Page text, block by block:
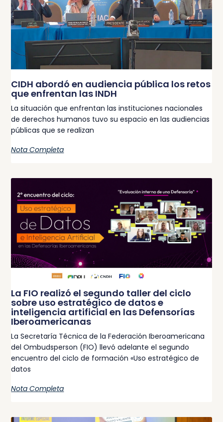
CIDH abordó en audiencia pública los retos
que enfrentan las INDH
La situación que enfrentan las instituciones nacionales
de derechos humanos tuvo su espacio en las audiencias
públicas que se realizan
Nota Completa
La FIO realizó el segundo taller del ciclo
sobre uso estratégico de datos e
inteligencia artificial en las Defensorías
Iberoamericanas
La Secretaría Técnica de la Federación Iberoamericana
del Ombudsperson (FIO) llevó adelante el segundo
encuentro del ciclo de formación «Uso estratégico de
datos
Nota Completa